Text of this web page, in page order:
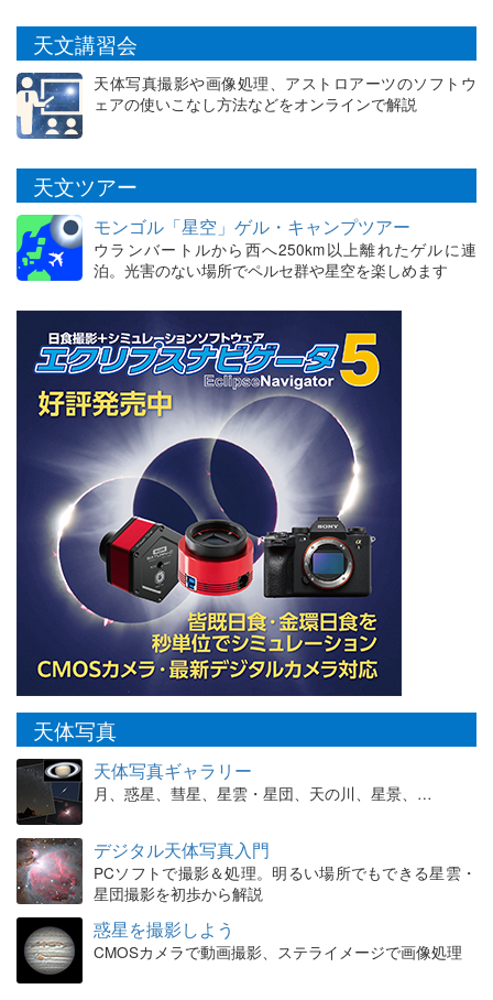
天文講習会
天体写真撮影や画像処理、アストロアーツのソフトウ
ェアの使いこなし方法などをオンラインで解説
天文ツアー
モンゴル「星空」ゲル・キャンプツアー
ウランバートルから西へ250km以上離れたゲルに連
泊。光害のない場所でペルセ群や星空を楽しめます
天体写真
天体写真ギャラリー
月、惑星、彗星、星雲・星団、天の川、星景、…
デジタル天体写真入門
PCソフトで撮影＆処理。明るい場所でもできる星雲・
星団撮影を初歩から解説
惑星を撮影しよう
CMOSカメラで動画撮影、ステライメージで画像処理